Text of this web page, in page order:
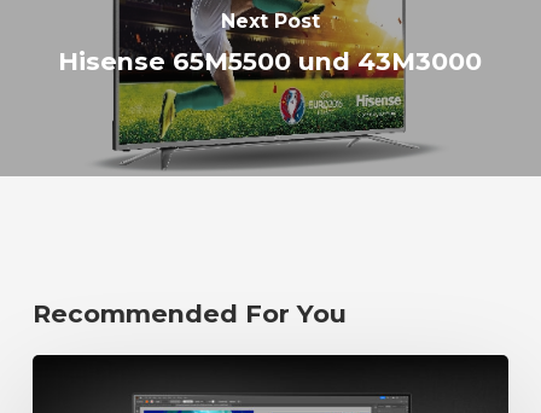
Next Post
Hisense 65M5500 und 43M3000
Recommended For You